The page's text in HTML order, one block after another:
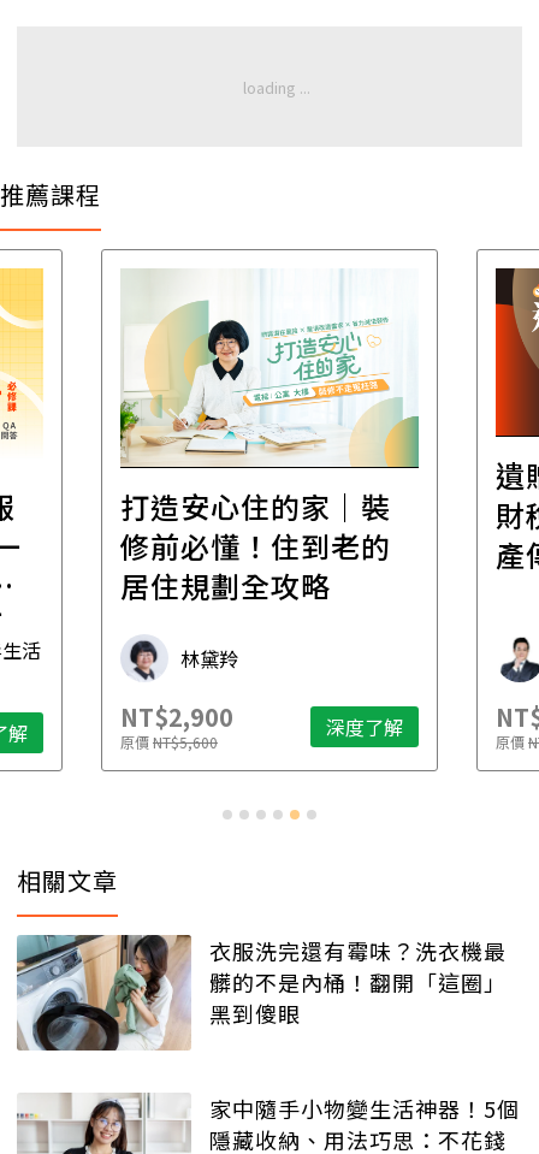
推薦課程
活
解
打造安心住的家｜裝
修前必懂！住到老的
居住規劃全攻略
林黛羚
NT$2,900
原價NT$5,600 深度了解
遺
財
產
原價
相關文章
衣服洗完還有霉味？洗衣機最
髒的不是內桶！翻開「這圈」
黑到傻眼
家中隨手小物變生活神器！5個
隱藏收納、用法巧思：不花錢